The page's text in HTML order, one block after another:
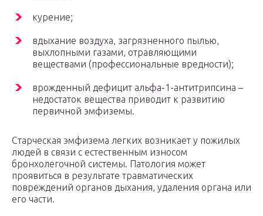
курение;
вдыхание воздуха, загрязненного пылью,
выхлопными газами, отравляющими
веществами (профессиональные вредности);
врожденный дефицит альфа-1-антитрипсина –
недостаток вещества приводит к развитию
первичной эмфиземы.
Старческая эмфизема легких возникает у пожилых
людей в связи с естественным износом
бронхолегочной системы. Патология может
проявиться в результате травматических
повреждений органов дыхания, удаления органа или
его части.